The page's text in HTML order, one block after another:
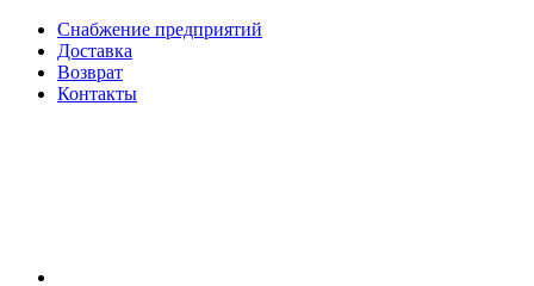
Снабжение предприятий
Доставка
Возврат
Контакты